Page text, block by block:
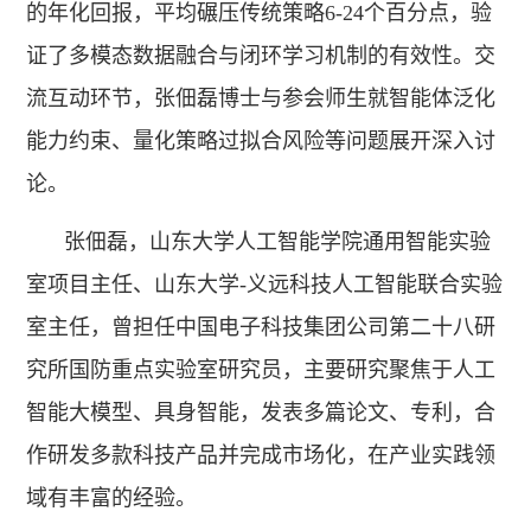
的年化回报，平均碾压传统策略6-24个百分点，验
证了多模态数据融合与闭环学习机制的有效性。交
流互动环节，张佃磊博士与参会师生就智能体泛化
能力约束、量化策略过拟合风险等问题展开深入讨
论。
张佃磊，山东大学人工智能学院通用智能实验
室项目主任、山东大学-义远科技人工智能联合实验
室主任，曾担任中国电子科技集团公司第二十八研
究所国防重点实验室研究员，主要研究聚焦于人工
智能大模型、具身智能，发表多篇论文、专利，合
作研发多款科技产品并完成市场化，在产业实践领
域有丰富的经验。